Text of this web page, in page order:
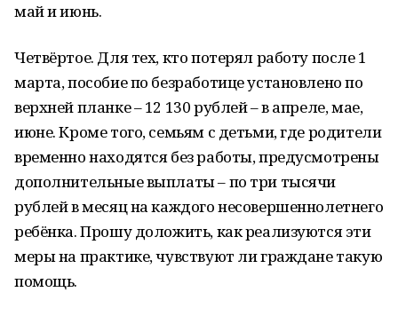
май и июнь.
Четвёртое. Для тех, кто потерял работу после 1
марта, пособие по безработице установлено по
верхней планке – 12 130 рублей – в апреле, мае,
июне. Кроме того, семьям с детьми, где родители
временно находятся без работы, предусмотрены
дополнительные выплаты – по три тысячи
рублей в месяц на каждого несовершеннолетнего
ребёнка. Прошу доложить, как реализуются эти
меры на практике, чувствуют ли граждане такую
помощь.